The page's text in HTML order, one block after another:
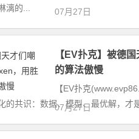
漓的...
07月27日
【EV扑克】被德
的算法傲慢
【EV扑克
的共识：数据、模型、最优解，
07月27日